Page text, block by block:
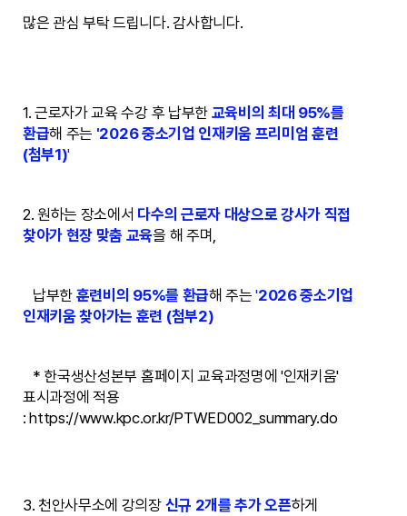
많은 관심 부탁 드립니다. 감사합니다.
1. 근로자가 교육 수강 후 납부한 교육비의 최대 95%를
환급해 주는 '2026 중소기업 인재키움 프리미엄 훈련
(첨부1)'
2. 원하는 장소에서 다수의 근로자 대상으로 강사가 직접
찾아가 현장 맞춤 교육을 해 주며,
납부한 훈련비의 95%를 환급해 주는'2026 중소기업
인재키움 찾아가는 훈련 (첨부2)
* 한국생산성본부 홈페이지 교육과정명에 '인재키움'
표시과정에 적용
:https://www.kpc.or.kr/PTWED002_summary.do
3. 천안사무소에 강의장 신규 2개를 추가 오픈하게